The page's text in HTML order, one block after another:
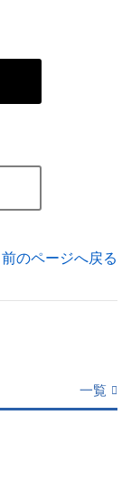
前のページへ戻る
一覧